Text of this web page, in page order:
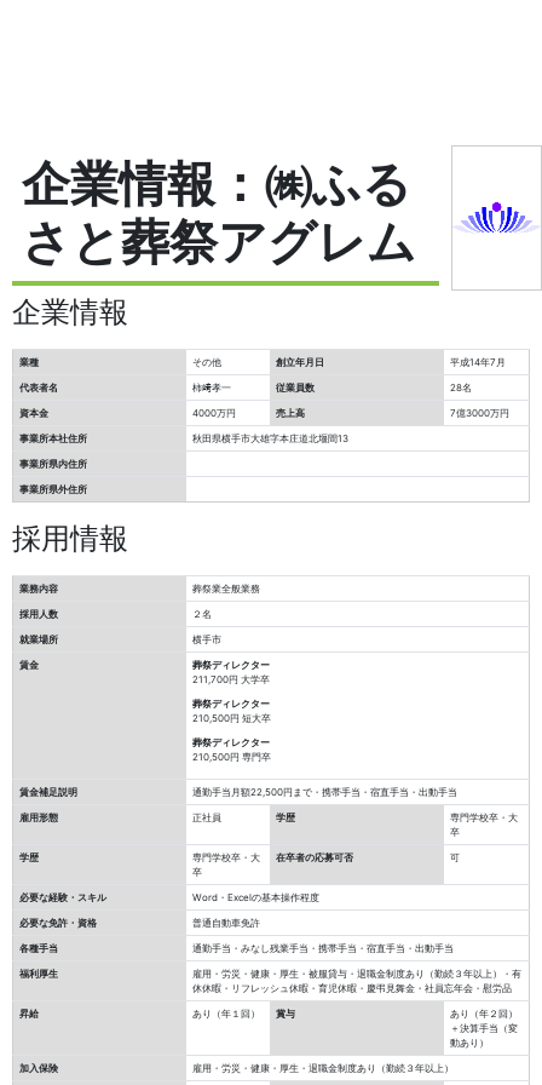
企業情報：㈱ふる
さと葬祭アグレム
企業情報
業種 その他 創立年月日 平成14年7月
代表者名 柿﨑孝一 従業員数 28名
資本金 4000万円 売上高 7億3000万円
事業所本社住所 秋田県横手市大雄字本庄道北堰間13
事業所県内住所
事業所県外住所
採用情報
業務内容 葬祭業全般業務
採用人数 ２名
就業場所 横手市
賃金
葬祭ディレクター
211,700円 大学卒
葬祭ディレクター
210,500円 短大卒
葬祭ディレクター
210,500円 専門卒
賃金補足説明 通勤手当月額22,500円まで・携帯手当・宿直手当・出動手当
雇用形態 正社員 学歴
専門学校卒・大
卒
学歴
専門学校卒・大
卒
在卒者の応募可否 可
必要な経験・スキル Word・Excelの基本操作程度
必要な免許・資格 普通自動車免許
各種手当 通勤手当・みなし残業手当・携帯手当・宿直手当・出動手当
福利厚生
雇用・労災・健康・厚生・被服貸与・退職金制度あり（勤続３年以上）・有
休休暇・リフレッシュ休暇・育児休暇・慶弔見舞金・社員忘年会・慰労品
昇給 あり（年１回） 賞与
あり（年２回）
＋決算手当（変
動あり）
加入保険 雇用・労災・健康・厚生・退職金制度あり（勤続３年以上）